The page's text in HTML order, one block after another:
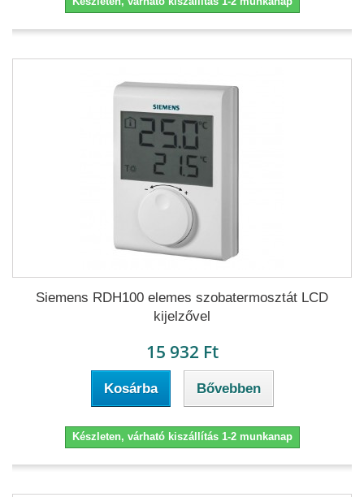
Siemens RDH100 elemes szobatermosztát LCD
kijelzővel
15 932 Ft
Kosárba Bővebben
Készleten, várható kiszállítás 1-2 munkanap